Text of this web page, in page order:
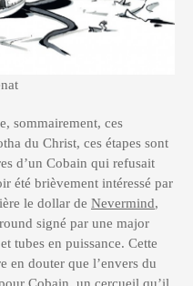
sommairement, ces
du Christ, ces étapes sont
d’un Cobain qui refusait
été brièvement intéressé par
le dollar de Nevermind,
signé par une major
tubes en puissance. Cette
en douter que l’envers du
Cobain, un cercueil qu’il